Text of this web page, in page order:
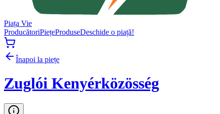
Piața Vie
ProducătoriPiețeProduseDeschide o piață!
Înapoi la piețe
Zuglói Kenyérközösség